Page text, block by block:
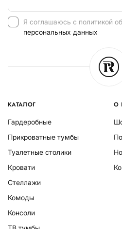
Я соглашаюсь с политикой
персональных данных
КАТАЛОГ
Гардеробные
Прикроватные тумбы
Туалетные столики
Кровати
Стеллажи
Комоды
Консоли
О